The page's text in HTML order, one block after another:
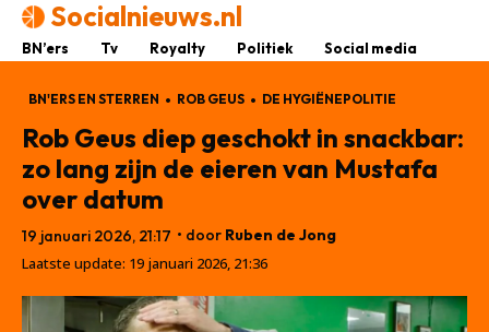
Socialnieuws.nl
BN’ers Tv Royalty Politiek Social media
BN'ERS EN STERREN ROB GEUS DE HYGIËNEPOLITIE
Rob Geus diep geschokt in snackbar:
zo lang zijn de eieren van Mustafa
over datum
19 januari 2026, 21:17 • door Ruben de Jong
Laatste update: 19 januari 2026, 21:36